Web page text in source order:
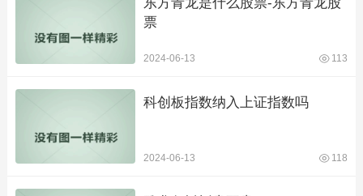
票
2024-06-13 113
科创板指数纳入上证指数吗
2024-06-13 118